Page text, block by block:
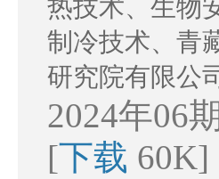
热技术、生物
制冷技术、青
研究院有限公
2024年06
[下载 60K]